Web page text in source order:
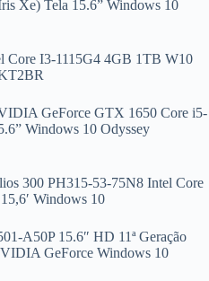
Xe) Tela 15.6” Windows 10
Core I3-1115G4 4GB 1TB W10
GeForce GTX 1650 Core i5-
Windows 10 Odyssey
300 PH315-53-75N8 Intel Core
Windows 10
A50P 15.6″ HD 11ª Geração
GeForce Windows 10